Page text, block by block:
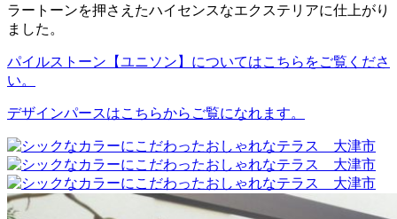
ラートーンを押さえたハイセンスなエクステリアに仕上がり
ました。
パイルストーン【ユニソン】についてはこちらをご覧くださ
い。
デザインパースはこちらからご覧になれます。